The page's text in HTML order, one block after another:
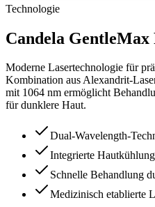
Technologie
Candela GentleMax
Moderne Lasertechnologie für
Kombination aus Alexandrit-
mit 1064 nm ermöglicht
für dunklere Haut.
Dual-Wavelength-
Integrierte
Schnelle Behandlung
Medizinisch etablierte